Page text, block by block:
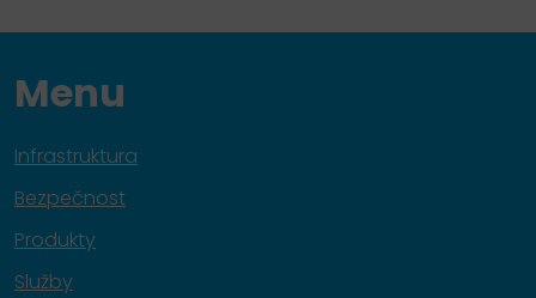
Menu
Infrastruktura
Bezpečnost
Produkty
Služby